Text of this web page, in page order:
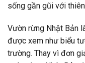
sống gần gũi với
Vườn rừng Nhật Bản
được xem như biểu
trường. Thay vì đơn